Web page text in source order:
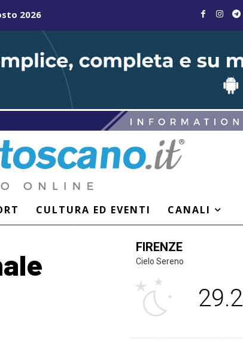
2026
CULTURA ED EVENTI CANALI
FIRENZE
Cielo Sereno
29.2